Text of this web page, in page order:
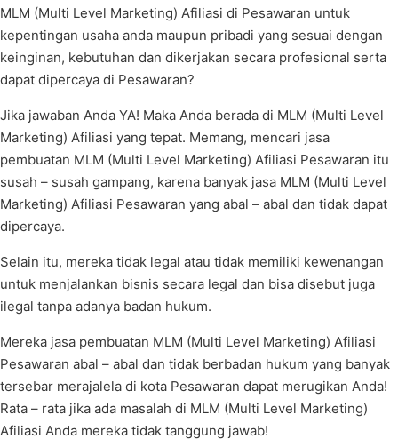
MLM (Multi Level Marketing) Afiliasi di Pesawaran untuk
kepentingan usaha anda maupun pribadi yang sesuai dengan
keinginan, kebutuhan dan dikerjakan secara profesional serta
dapat dipercaya di Pesawaran?
Jika jawaban Anda YA! Maka Anda berada di MLM (Multi Level
Marketing) Afiliasi yang tepat. Memang, mencari jasa
pembuatan MLM (Multi Level Marketing) Afiliasi Pesawaran itu
susah – susah gampang, karena banyak jasa MLM (Multi Level
Marketing) Afiliasi Pesawaran yang abal – abal dan tidak dapat
dipercaya.
Selain itu, mereka tidak legal atau tidak memiliki kewenangan
untuk menjalankan bisnis secara legal dan bisa disebut juga
ilegal tanpa adanya badan hukum.
Mereka jasa pembuatan MLM (Multi Level Marketing) Afiliasi
Pesawaran abal – abal dan tidak berbadan hukum yang banyak
tersebar merajalela di kota Pesawaran dapat merugikan Anda!
Rata – rata jika ada masalah di MLM (Multi Level Marketing)
Afiliasi Anda mereka tidak tanggung jawab!